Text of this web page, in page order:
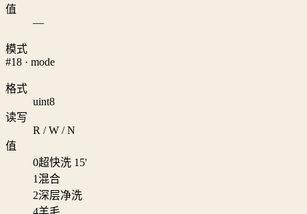
值
—
模式
#18 · mode
格式
uint8
读写
R / W / N
值
0超快洗 15'
1 混合
2深层净洗
4羊毛